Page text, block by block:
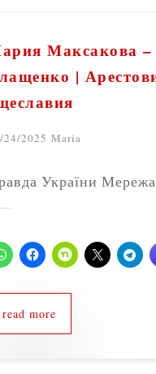
Максакова –
|
24/2025 Maria
України
read more